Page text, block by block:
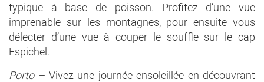
typique à base de poisson. Profitez d’une vue
imprenable sur les montagnes, pour ensuite vous
délecter d’une vue à couper le souffle sur le cap
Espichel.
Porto– Vivez une journée ensoleillée en découvrant